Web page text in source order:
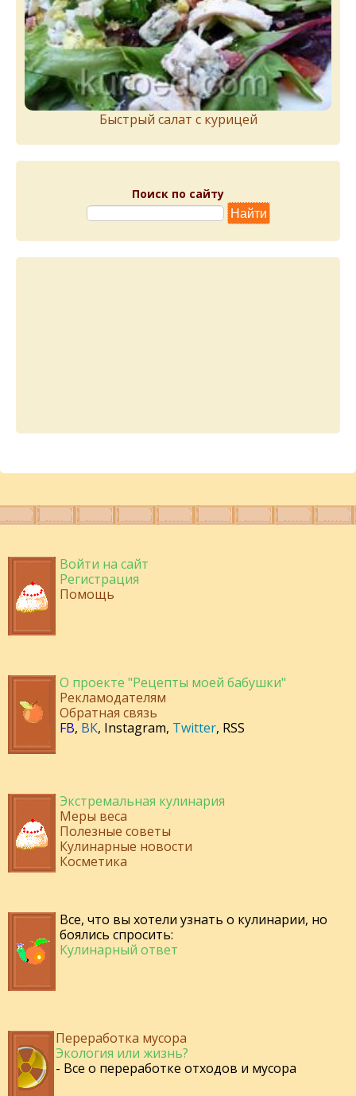
Быстрый салат с курицей
Поиск по сайту
Войти на сайт
Регистрация
Помощь
О проекте "Рецепты моей бабушки"
Рекламодателям
Обратная связь
FB, ВК, Instagram, Twitter, RSS
Экстремальная кулинария
Меры веса
Полезные советы
Кулинарные новости
Косметика
Все, что вы хотели узнать о кулинарии, но
боялись спросить:
Кулинарный ответ
Переработка мусора
Экология или жизнь?
- Все о переработке отходов и мусора